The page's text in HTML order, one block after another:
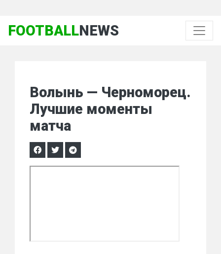
FOOTBALLNEWS
Волынь — Черноморец.
Лучшие моменты
матча